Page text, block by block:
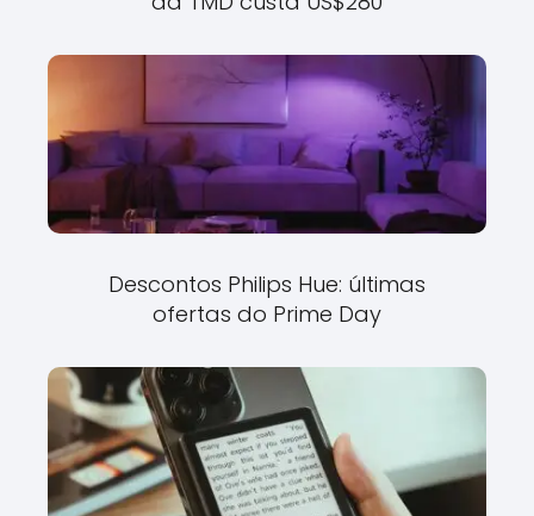
Descontos Philips Hue: últimas
ofertas do Prime Day